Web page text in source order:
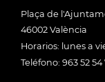
Plaça de
46002 València
Horarios: lunes a
Teléfono: 963 52 54